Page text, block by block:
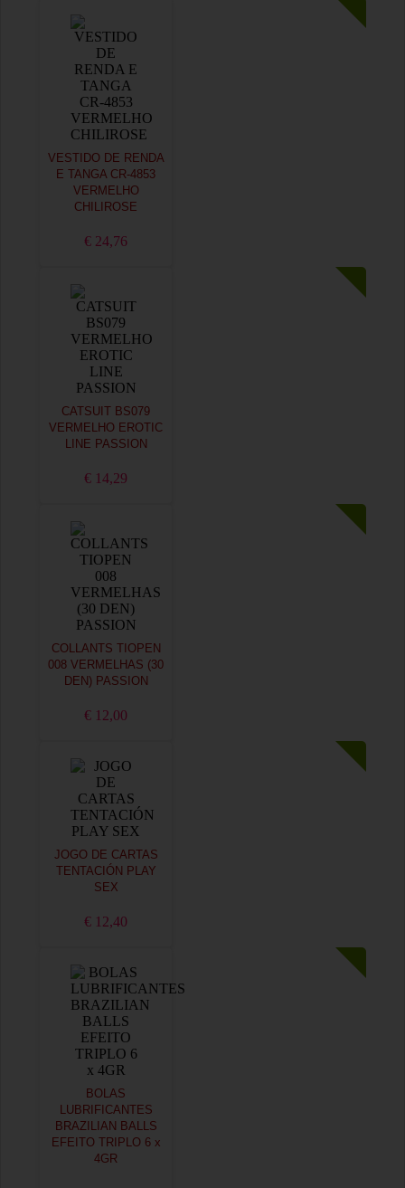
VESTIDO DE RENDA
E TANGA CR-4853
VERMELHO
CHILIROSE
€ 24,76
CATSUIT BS079
VERMELHO EROTIC
LINE PASSION
€ 14,29
COLLANTS TIOPEN
008 VERMELHAS (30
DEN) PASSION
€ 12,00
JOGO DE CARTAS
TENTACIÓN PLAY
SEX
€ 12,40
BOLAS
LUBRIFICANTES
BRAZILIAN BALLS
EFEITO TRIPLO 6 x
4GR